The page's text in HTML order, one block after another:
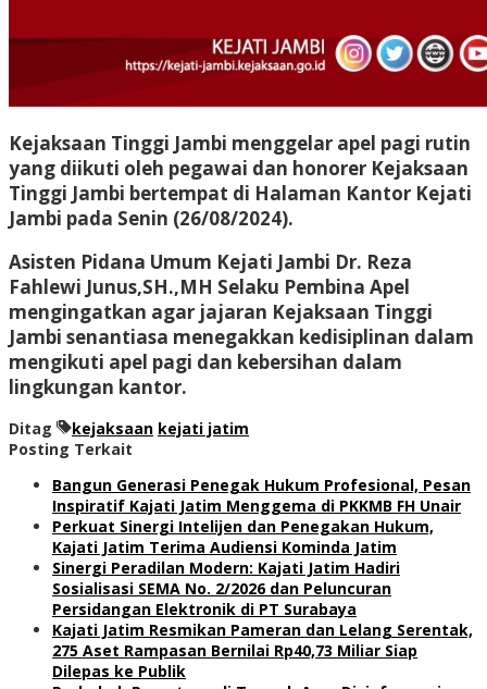
Kejaksaan Tinggi Jambi menggelar apel pagi rutin
yang diikuti oleh pegawai dan honorer Kejaksaan
Tinggi Jambi bertempat di Halaman Kantor Kejati
Jambi pada Senin (26/08/2024).
Asisten Pidana Umum Kejati Jambi Dr. Reza
Fahlewi Junus,SH.,MH Selaku Pembina Apel
mengingatkan agar jajaran Kejaksaan Tinggi
Jambi senantiasa menegakkan kedisiplinan dalam
mengikuti apel pagi dan kebersihan dalam
lingkungan kantor.
Ditag kejaksaan kejati jatim
Posting Terkait
Bangun Generasi Penegak Hukum Profesional, Pesan
Inspiratif Kajati Jatim Menggema di PKKMB FH Unair
Perkuat Sinergi Intelijen dan Penegakan Hukum,
Kajati Jatim Terima Audiensi Kominda Jatim
Sinergi Peradilan Modern: Kajati Jatim Hadiri
Sosialisasi SEMA No. 2/2026 dan Peluncuran
Persidangan Elektronik di PT Surabaya
Kajati Jatim Resmikan Pameran dan Lelang Serentak,
275 Aset Rampasan Bernilai Rp40,73 Miliar Siap
Dilepas ke Publik